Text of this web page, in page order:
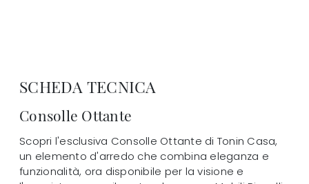
SCHEDA TECNICA
Consolle Ottante
Scopri l'esclusiva Consolle Ottante di Tonin Casa,
un elemento d'arredo che combina eleganza e
funzionalità, ora disponibile per la visione e